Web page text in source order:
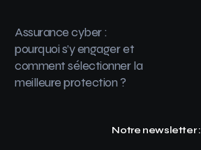
Assurance cyber :
pourquoi s’y engager et
comment sélectionner la
meilleure protection ?
Notre newsletter :